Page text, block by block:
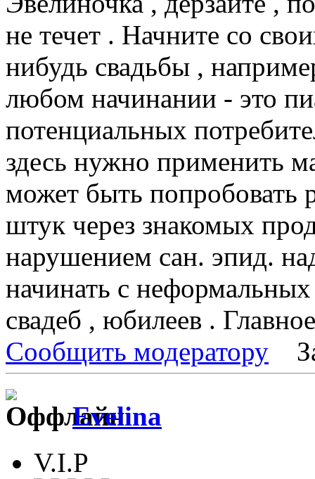
не течет . Начните со
нибудь свадьбы ,
любом начинании - это
потенциальных
здесь нужно применить
может быть попробовать
штук через знакомых
нарушением сан. эпид.
начинать с
свадеб , юбилеев .
Сообщить модератору
Evelina
V.I.P